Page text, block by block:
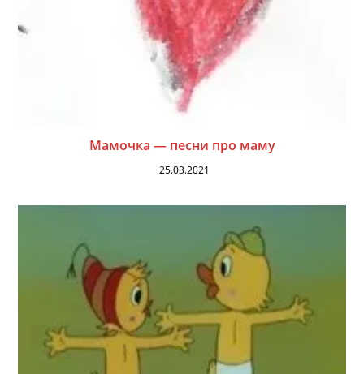
Мамочка — песни про маму
25.03.2021